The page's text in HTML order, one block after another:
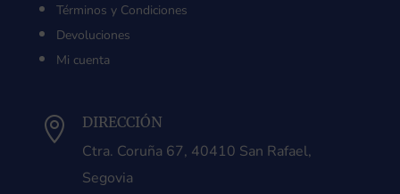
Términos y Condiciones
Devoluciones
Mi cuenta
 DIRECCIÓN
Ctra. Coruña 67, 40410 San Rafael,
Segovia